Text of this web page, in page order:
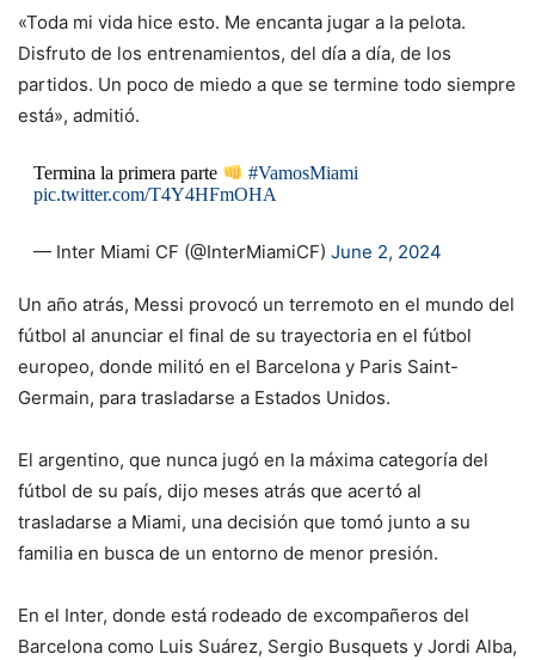
«Toda mi vida hice esto. Me encanta jugar a la pelota.
Disfruto de los entrenamientos, del día a día, de los
partidos. Un poco de miedo a que se termine todo siempre
está», admitió.
Termina la primera parte
#VamosMiami
pic.twitter.com/T4Y4HFmOHA
— Inter Miami CF (@InterMiamiCF) June 2, 2024
Un año atrás, Messi provocó un terremoto en el mundo del
fútbol al anunciar el final de su trayectoria en el fútbol
europeo, donde militó en el Barcelona y Paris Saint-
Germain, para trasladarse a Estados Unidos.
El argentino, que nunca jugó en la máxima categoría del
fútbol de su país, dijo meses atrás que acertó al
trasladarse a Miami, una decisión que tomó junto a su
familia en busca de un entorno de menor presión.
En el Inter, donde está rodeado de excompañeros del
Barcelona como Luis Suárez, Sergio Busquets y Jordi Alba,